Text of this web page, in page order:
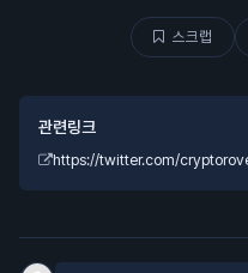
스크랩
관련링크
https://twitter.com/